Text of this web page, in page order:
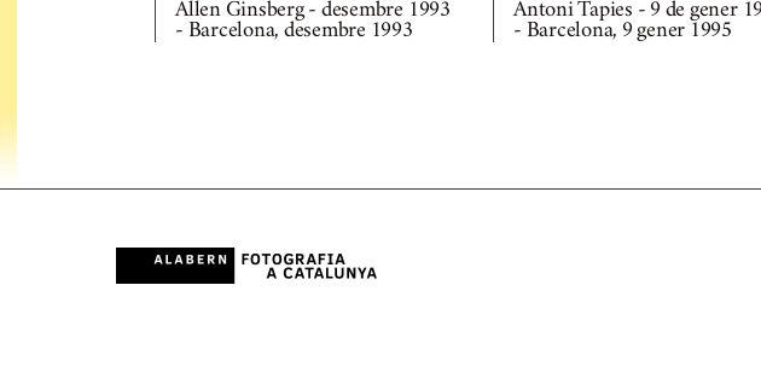
Allen Ginsberg - desembre 1993
- Barcelona, desembre 1993
Antoni Tapies - 9 de gener
- Barcelona, 9 gener 1995